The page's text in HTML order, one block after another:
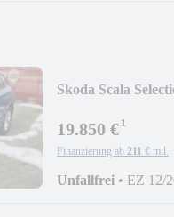
Skoda Scala
19.850 €¹
Finanzierung ab 211 € mtl.
Unfallfrei • EZ 12/